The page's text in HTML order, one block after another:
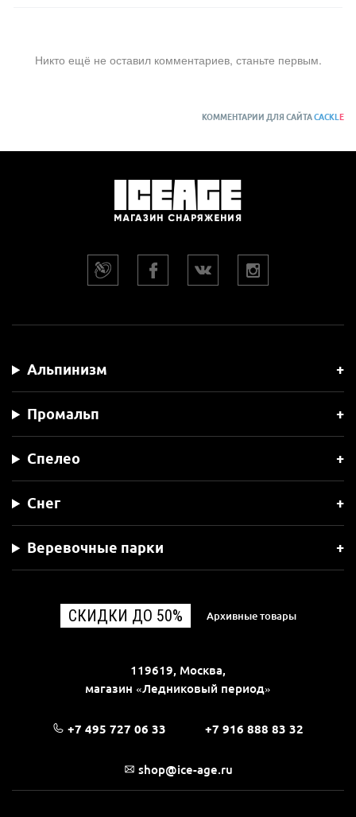
Никто ещё не оставил комментариев, станьте первым.
КОММЕНТАРИИ ДЛЯ САЙТАCACKL E
Альпинизм
Промальп
Спелео
Снег
Веревочные парки
СКИДКИ ДО 50% Архивные товары
119619, Москва,
магазин «Ледниковый период»
+7 495 727 06 33 +7 916 888 83 32
shop@ice-age.ru